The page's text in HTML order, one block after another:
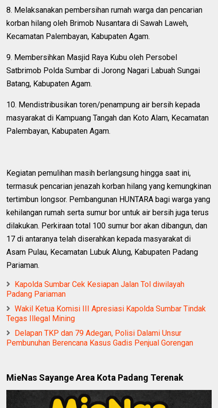
8. Melaksanakan pembersihan rumah warga dan pencarian
korban hilang oleh Brimob Nusantara di Sawah Laweh,
Kecamatan Palembayan, Kabupaten Agam.
9. Membersihkan Masjid Raya Kubu oleh Persobel
Satbrimob Polda Sumbar di Jorong Nagari Labuah Sungai
Batang, Kabupaten Agam.
10. Mendistribusikan toren/penampung air bersih kepada
masyarakat di Kampuang Tangah dan Koto Alam, Kecamatan
Palembayan, Kabupaten Agam.
Kegiatan pemulihan masih berlangsung hingga saat ini,
termasuk pencarian jenazah korban hilang yang kemungkinan
tertimbun longsor. Pembangunan HUNTARA bagi warga yang
kehilangan rumah serta sumur bor untuk air bersih juga terus
dilakukan. Perkiraan total 100 sumur bor akan dibangun, dan
17 di antaranya telah diserahkan kepada masyarakat di
Asam Pulau, Kecamatan Lubuk Alung, Kabupaten Padang
Pariaman.
Kapolda Sumbar Cek Kesiapan Jalan Tol diwilayah
Padang Pariaman
Wakil Ketua Komisi III Apresiasi Kapolda Sumbar Tindak
Tegas Illegal Mining
Delapan TKP dan 79 Adegan, Polisi Dalami Unsur
Pembunuhan Berencana Kasus Gadis Penjual Gorengan
MieNas Sayange Area Kota Padang Terenak